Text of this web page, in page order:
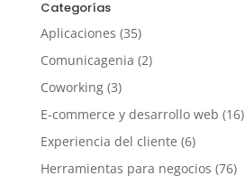
Categorías
Aplicaciones (35)
Comunicagenia (2)
Coworking(3)
E-commerce y desarrollo web (16)
Experiencia del cliente (6)
Herramientas para negocios (76)